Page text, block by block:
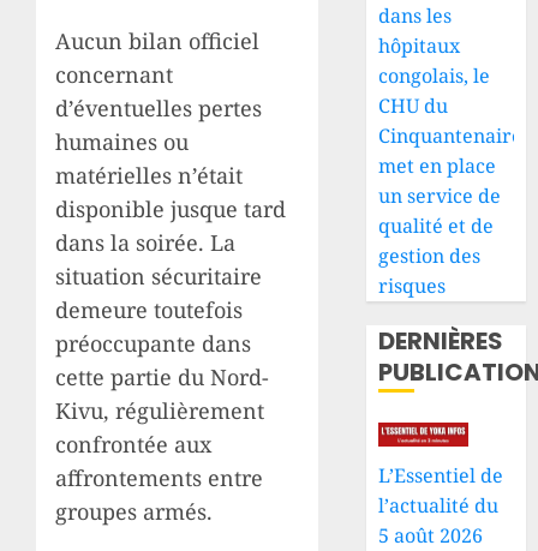
Aucun bilan officiel
concernant
d’éventuelles pertes
humaines ou
matérielles n’était
disponible jusque tard
dans la soirée. La
situation sécuritaire
demeure toutefois
préoccupante dans
cette partie du Nord-
Kivu, régulièrement
confrontée aux
affrontements entre
groupes armés.
dans les
hôpitaux
congolais, le
CHU du
Cinquantenaire
met en place
un service de
qualité et de
gestion des
risques
DERNIÈRES
L’Essentiel de
l’actualité du
5 août 2026